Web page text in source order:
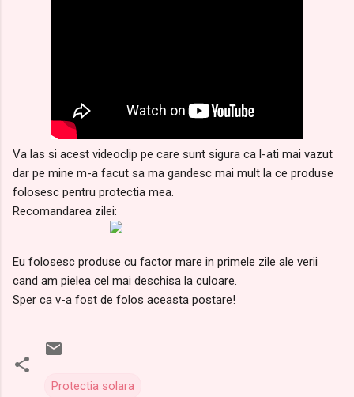
Va las si acest videoclip pe care sunt sigura ca l-ati mai vazut
dar pe mine m-a facut sa ma gandesc mai mult la ce produse
folosesc pentru protectia mea.
Recomandarea zilei:
Eu folosesc produse cu factor mare in primele zile ale verii
cand am pielea cel mai deschisa la culoare.
Sper ca v-a fost de folos aceasta postare!
Protectia solara